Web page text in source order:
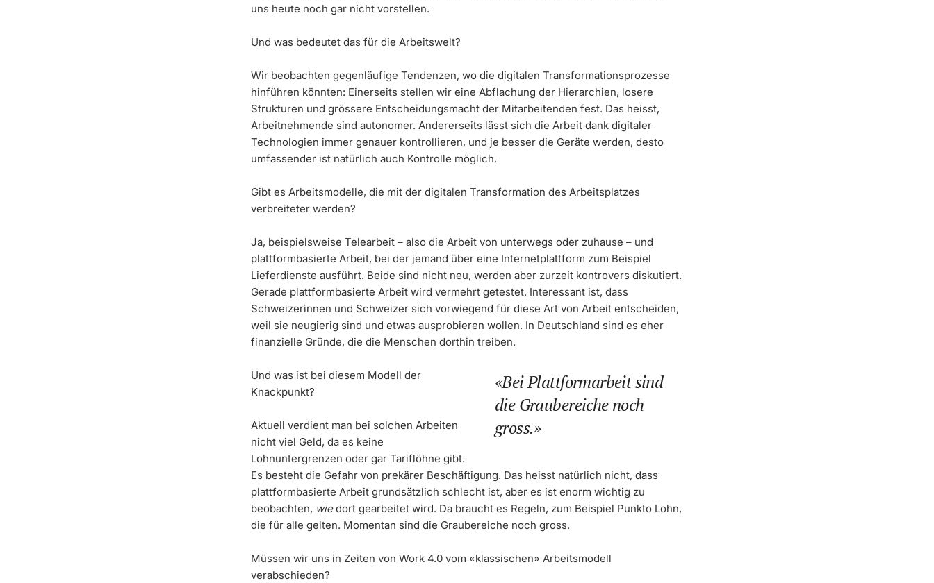
uns heute noch gar nicht vorstellen.
Und was bedeutet das für die Arbeitswelt?
Wir beobachten gegenläufige Tendenzen, wo die digitalen Transformationsprozesse
hinführen könnten: Einerseits stellen wir eine Abflachung der Hierarchien, losere
Strukturen und grössere Entscheidungsmacht der Mitarbeitenden fest. Das heisst,
Arbeitnehmende sind autonomer. Andererseits lässt sich die Arbeit dank digitaler
Technologien immer genauer kontrollieren, und je besser die Geräte werden, desto
umfassender ist natürlich auch Kontrolle möglich.
Gibt es Arbeitsmodelle, die mit der digitalen Transformation des Arbeitsplatzes
verbreiteter werden?
Ja, beispielsweise Telearbeit – also die Arbeit von unterwegs oder zuhause – und
plattformbasierte Arbeit, bei der jemand über eine Internetplattform zum Beispiel
Lieferdienste ausführt. Beide sind nicht neu, werden aber zurzeit kontrovers diskutiert.
Gerade plattformbasierte Arbeit wird vermehrt getestet. Interessant ist, dass
Schweizerinnen und Schweizer sich vorwiegend für diese Art von Arbeit entscheiden,
weil sie neugierig sind und etwas ausprobieren wollen. In Deutschland sind es eher
finanzielle Gründe, die die Menschen dorthin treiben.
Bei Plattformarbeit sind
die Graubereiche noch
gross.
Und was ist bei diesem Modell der
Knackpunkt?
Aktuell verdient man bei solchen Arbeiten
nicht viel Geld, da es keine
Lohnuntergrenzen oder gar Tariflöhne gibt.
Es besteht die Gefahr von prekärer Beschäftigung. Das heisst natürlich nicht, dass
plattformbasierte Arbeit grundsätzlich schlecht ist, aber es ist enorm wichtig zu
beobachten, wiedort gearbeitet wird. Da braucht es Regeln, zum Beispiel Punkto Lohn,
die für alle gelten. Momentan sind die Graubereiche noch gross.
Müssen wir uns in Zeiten von Work 4.0 vom «klassischen» Arbeitsmodell
verabschieden?